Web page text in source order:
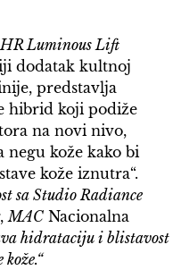
Luminous Lift
dodatak kultnoj
predstavlja
hibrid koji podiže
na novi nivo,
negu kože kako bi
kože iznutra“.
sa Studio Radiance
MAC Nacionalna
hidrataciju i blistavost